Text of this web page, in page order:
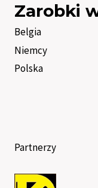
Zarobki
Belgia
Niemcy
Polska
Partnerzy